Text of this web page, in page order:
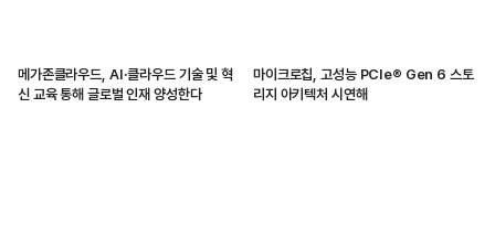
메가존클라우드, AI·클라우드 기술 및 혁
신 교육 통해 글로벌 인재 양성한다
마이크로칩, 고성능 PCIe® Gen 6 스토
리지 아키텍처 시연해